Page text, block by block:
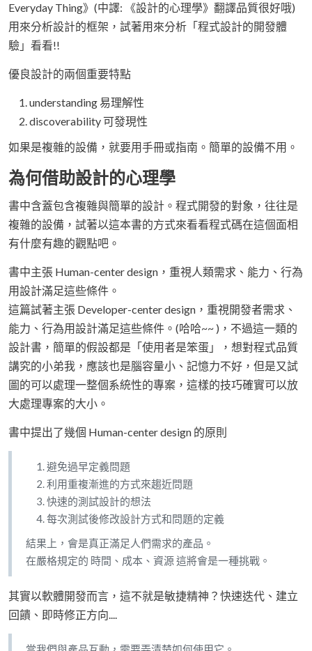
Everyday Thing》(中譯: 《設計的心理學》翻譯品質很好哦)
用來分析設計的框架，試著用來分析「程式設計的開發體
驗」看看!!
優良設計的兩個重要特點
understanding 易理解性
discoverability 可發現性
如果是複雜的設備，就要用手冊或指南。簡單的設備不用。
為何借助設計的心理學
書中含蓋包含複雜與簡單的設計。程式開發的對象，往往是
複雜的設備，試著以這本書的方式來看看程式碼在這個面相
有什麼有趣的觀點吧。
書中主張 Human-center design，重視人類需求、能力、行為
用設計滿足這些條件。
這篇試著主張 Developer-center design，重視開發者需求、
能力、行為用設計滿足這些條件。(哈哈~~ )，不過這一類的
設計書，簡單的假設都是「使用者是笨蛋」，想對程式品質
講究的小弟我，應該也是腦容量小、記憶力不好，但是又試
圖的可以處理一整個系統性的專案，這樣的技巧確實可以放
大處理專案的大小。
書中提出了幾個 Human-center design 的原則
避免過早定義問題
利用重複漸進的方式來趨近問題
快速的測試設計的想法
每次測試後修改設計方式和問題的定義
結果上，會是真正滿足人們需求的產品。
在嚴格規定的 時間、成本、資源 這將會是一種挑戰。
其實以軟體開發而言，這不就是敏捷精神？快速迭代、建立
回饋、即時修正方向....